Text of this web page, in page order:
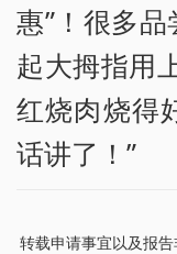
惠”！很多
起大拇指用
红烧肉烧得
话讲了！”
转载申请事宜以及报